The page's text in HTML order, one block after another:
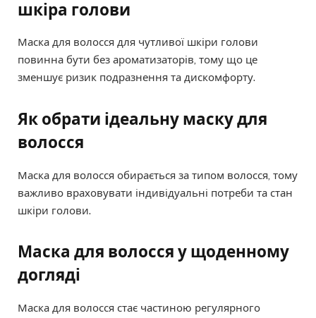
шкіра голови
Маска для волосся для чутливої шкіри голови
повинна бути без ароматизаторів, тому що це
зменшує ризик подразнення та дискомфорту.
Як обрати ідеальну маску для
волосся
Маска для волосся обирається за типом волосся, тому
важливо враховувати індивідуальні потреби та стан
шкіри голови.
Маска для волосся у щоденному
догляді
Маска для волосся стає частиною регулярного